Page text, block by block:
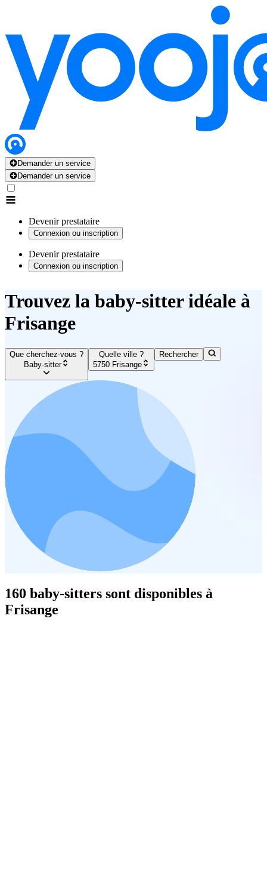
Demander un service
Demander un service
Devenir prestataire
Connexion ou inscription
Devenir prestataire
Connexion ou inscription
Trouvez la baby-sitter idéale à
Frisange
Que cherchez-vous ?
Baby-sitter
Quelle ville ?
5750 Frisange
Rechercher
160 baby-sitters sont disponibles à
Frisange